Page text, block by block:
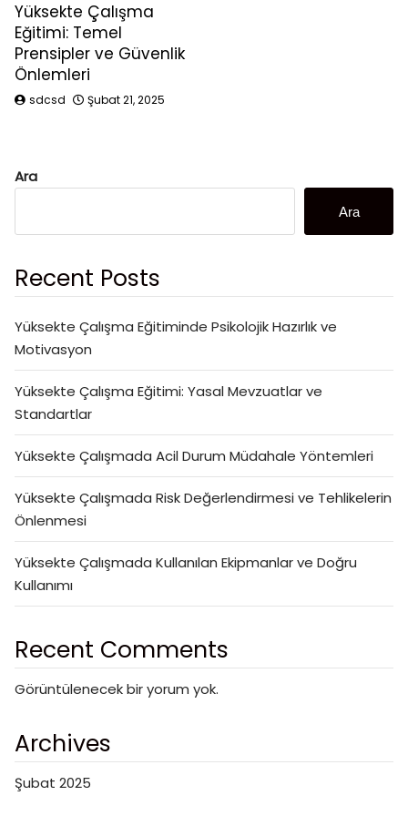
Yüksekte Çalışma
Eğitimi: Temel
Prensipler ve Güvenlik
Önlemleri
sdcsd Şubat 21, 2025
Ara
Ara
Recent Posts
Yüksekte Çalışma Eğitiminde Psikolojik Hazırlık ve
Motivasyon
Yüksekte Çalışma Eğitimi: Yasal Mevzuatlar ve
Standartlar
Yüksekte Çalışmada Acil Durum Müdahale Yöntemleri
Yüksekte Çalışmada Risk Değerlendirmesi ve Tehlikelerin
Önlenmesi
Yüksekte Çalışmada Kullanılan Ekipmanlar ve Doğru
Kullanımı
Recent Comments
Görüntülenecek bir yorum yok.
Archives
Şubat 2025